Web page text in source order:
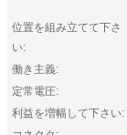
位置を組み立てて下さ
い:
働き主義:
定常電圧:
利益を増幅して下さい: